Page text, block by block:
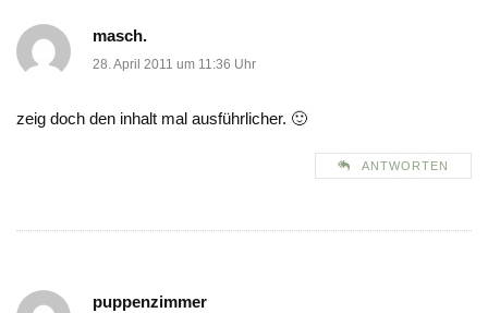
masch.
28. April 2011 um 11:36 Uhr
zeig doch den inhalt mal ausführlicher. 🙂
ANTWORTEN
puppenzimmer